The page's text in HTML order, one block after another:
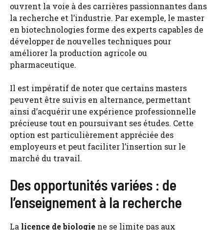
ouvrent la voie à des carrières passionnantes dans
la recherche et l’industrie. Par exemple, le master
en biotechnologies forme des experts capables de
développer de nouvelles techniques pour
améliorer la production agricole ou
pharmaceutique.
Il est impératif de noter que certains masters
peuvent être suivis en alternance, permettant
ainsi d’acquérir une expérience professionnelle
précieuse tout en poursuivant ses études. Cette
option est particulièrement appréciée des
employeurs et peut faciliter l’insertion sur le
marché du travail.
Des opportunités variées : de
l’enseignement à la recherche
La licence de biologie ne se limite pas aux